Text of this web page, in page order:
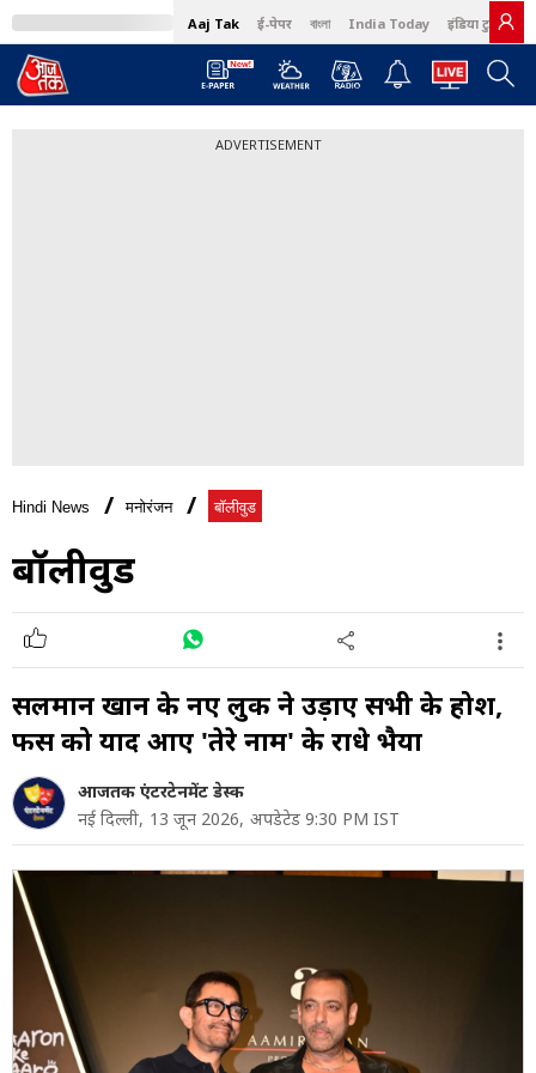
Aaj Tak ई-पेपर বাংলা India Today इंडिया टुडे हिंदी
ADVERTISEMENT
Hindi News मनोरंजन बॉलीवुड
बॉलीवुड
सलमान खान के नए लुक ने उड़ाए सभी के होश,
फैंस को याद आए 'तेरे नाम' के राधे भैया
आजतक एंटरटेनमेंट डेस्क
नई दिल्ली, 13 जून 2026, अपडेटेड 9:30 PM IST